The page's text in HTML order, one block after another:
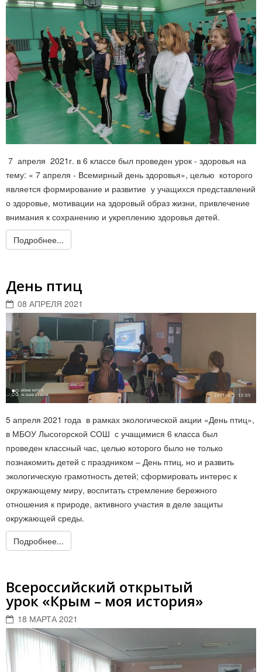
7 апреля 2021г. в 6 классе был проведен урок - здоровья на
тему: « 7 апреля - Всемирный день здоровья», целью которого
является формирование и развитие у учащихся представлений
о здоровье, мотивации на здоровый образ жизни, привлечение
внимания к сохранению и укреплению здоровья детей.
Подробнее...
День птиц
08 АПРЕЛЯ 2021
5 апреля 2021 года в рамках экологической акции «День птиц»,
в МБОУ Лысогорской СОШ с учащимися 6 класса был
проведен классный час, целью которого было не только
познакомить детей с праздником – День птиц, но и развить
экологическую грамотность детей; сформировать интерес к
окружающему миру, воспитать стремление бережного
отношения к природе, активного участия в деле защиты
окружающей среды.
Подробнее...
Всероссийский открытый
урок «Крым – моя история»
18 МАРТА 2021